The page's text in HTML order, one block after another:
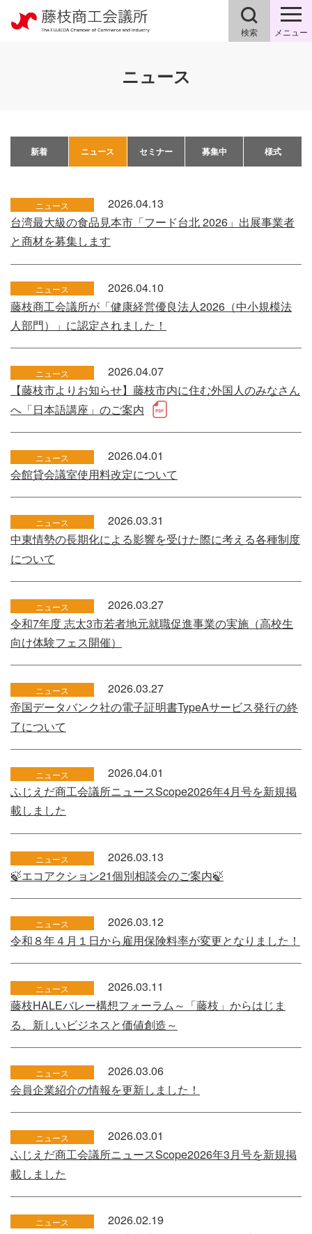
検索 メニュー
ニュース
新着 ニュース セミナー 募集中 様式
ニュース
2026.04.13
台湾最大級の食品見本市「フード台北 2026」出展事業者
と商材を募集します
ニュース
2026.04.10
藤枝商工会議所が「健康経営優良法人2026（中小規模法
人部門）」に認定されました！
ニュース
2026.04.07
【藤枝市よりお知らせ】藤枝市内に住む外国人のみなさん
へ「日本語講座」のご案内
ニュース
2026.04.01
会館貸会議室使用料改定について
ニュース
2026.03.31
中東情勢の長期化による影響を受けた際に考える各種制度
について
ニュース
2026.03.27
令和7年度 志太3市若者地元就職促進事業の実施（高校生
向け体験フェス開催）
ニュース
2026.03.27
帝国データバンク社の電子証明書TypeAサービス発行の終
了について
ニュース
2026.04.01
ふじえだ商工会議所ニュースScope2026年4月号を新規掲
載しました
ニュース
2026.03.13
🍃エコアクション21個別相談会のご案内🍃
ニュース
2026.03.12
令和８年４月１日から雇用保険料率が変更となりました！
ニュース
2026.03.11
藤枝HALEバレー構想フォーラム～「藤枝」からはじま
る、新しいビジネスと価値創造～
ニュース
2026.03.06
会員企業紹介の情報を更新しました！
ニュース
2026.03.01
ふじえだ商工会議所ニュースScope2026年3月号を新規掲
載しました
ニュース
2026.02.19